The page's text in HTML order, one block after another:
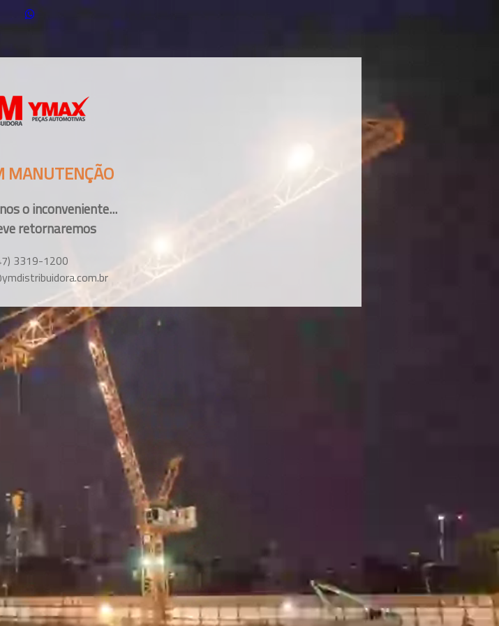
MANUTENÇÃO
o inconveniente...
retornaremos
3319-1200